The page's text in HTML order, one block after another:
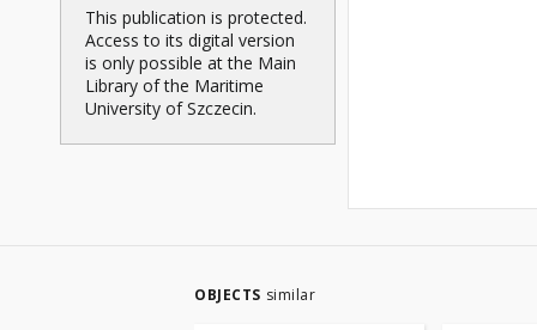
This publication is protected.
Access to its digital version
is only possible at the Main
Library of the Maritime
University of Szczecin.
OBJECTS similar